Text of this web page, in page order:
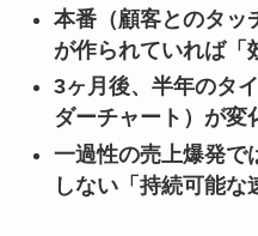
本番（顧客とのタッ
が作られていれば「
3ヶ月後、半年のタ
ダーチャート）が変
一過性の売上爆発で
しない「持続可能